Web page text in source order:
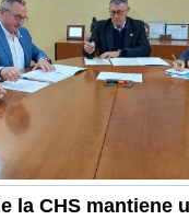
la CHS mantiene